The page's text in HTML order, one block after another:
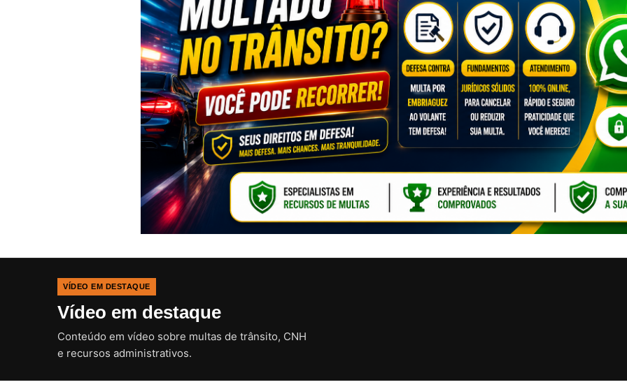
VÍDEO EM DESTAQUE
Vídeo em destaque
Conteúdo em vídeo sobre multas de trânsito, CNH
e recursos administrativos.